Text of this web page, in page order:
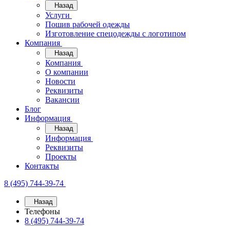
Назад
Услуги
Пошив рабочей одежды
Изготовление спецодежды с логотипом
Компания
Назад
Компания
О компании
Новости
Реквизиты
Вакансии
Блог
Информация
Назад
Информация
Реквизиты
Проекты
Контакты
8 (495) 744-39-74
Назад
Телефоны
8 (495) 744-39-74